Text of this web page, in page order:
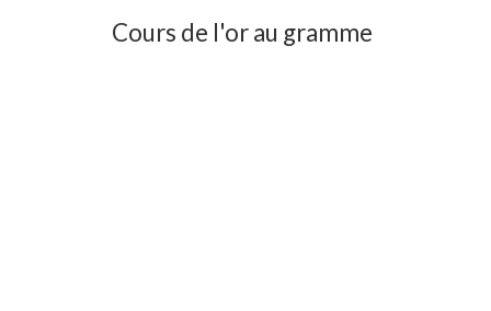
Cours de l'or au gramme